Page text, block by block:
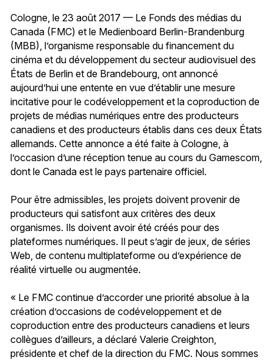
Cologne, le 23 août 2017 — Le Fonds des médias du
Canada (FMC) et le Medienboard Berlin-Brandenburg
(MBB), l’organisme responsable du financement du
cinéma et du développement du secteur audiovisuel des
États de Berlin et de Brandebourg, ont annoncé
aujourd’hui une entente en vue d’établir une mesure
incitative pour le codéveloppement et la coproduction de
projets de médias numériques entre des producteurs
canadiens et des producteurs établis dans ces deux États
allemands. Cette annonce a été faite à Cologne, à
l’occasion d’une réception tenue au cours du Gamescom,
dont le Canada est le pays partenaire officiel.
Pour être admissibles, les projets doivent provenir de
producteurs qui satisfont aux critères des deux
organismes. Ils doivent avoir été créés pour des
plateformes numériques. Il peut s’agir de jeux, de séries
Web, de contenu multiplateforme ou d’expérience de
réalité virtuelle ou augmentée.
« Le FMC continue d’accorder une priorité absolue à la
création d’occasions de codéveloppement et de
coproduction entre des producteurs canadiens et leurs
collègues d’ailleurs, a déclaré Valerie Creighton,
présidente et chef de la direction du FMC. Nous sommes